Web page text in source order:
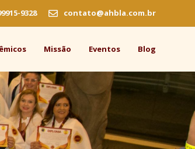
9328 contato@ahbla.com.br
Missão Eventos Blog